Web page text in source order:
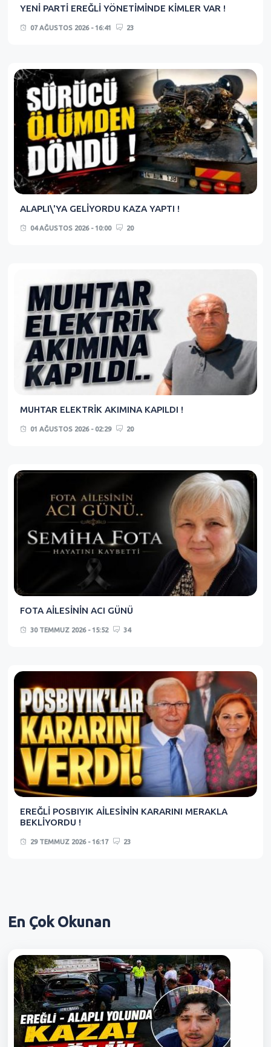
YENİ PARTİ EREĞLİ YÖNETİMİNDE KİMLER VAR !
07 AĞUSTOS 2026 - 16:41 23
ALAPLI\'YA GELİYORDU KAZA YAPTI !
04 AĞUSTOS 2026 - 10:00 20
MUHTAR ELEKTRİK AKIMINA KAPILDI !
01 AĞUSTOS 2026 - 02:29 20
FOTA AİLESİNİN ACI GÜNÜ
30 TEMMUZ 2026 - 15:52 34
EREĞLİ POSBIYIK AİLESİNİN KARARINI MERAKLA
BEKLİYORDU !
29 TEMMUZ 2026 - 16:17 23
En ÇokOkunan